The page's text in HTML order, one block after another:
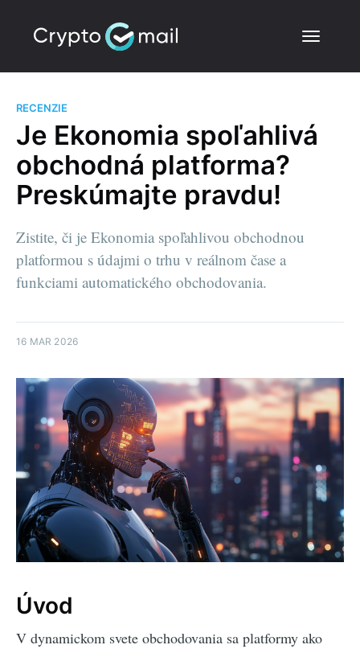
RECENZIE
Je Ekonomia spoľahlivá
obchodná platforma?
Preskúmajte pravdu!
Zistite, či je Ekonomia spoľahlivou obchodnou
platformou s údajmi o trhu v reálnom čase a
funkciami automatického obchodovania.
16 MAR 2026
Úvod
V dynamickom svete obchodovania sa platformy ako